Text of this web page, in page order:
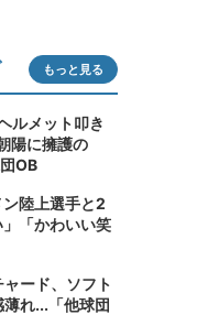
もっと見る
ルメット叩き
陽に擁護の
OB
陸上選手と2
「かわいい笑
ード、ソフト
れ...「他球団